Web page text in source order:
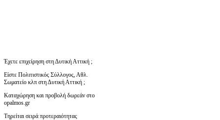
Έχετε επιχείρηση στη Δυτική Αττική ;
Είστε Πολιτιστικός Σύλλογος, Αθλ.
Σωματείο κλπ στη Δυτική Αττική ;
Καταχώρηση και προβολή δωρεάν στο
opalmos.gr
Τηρείται σειρά προτεραιότητας